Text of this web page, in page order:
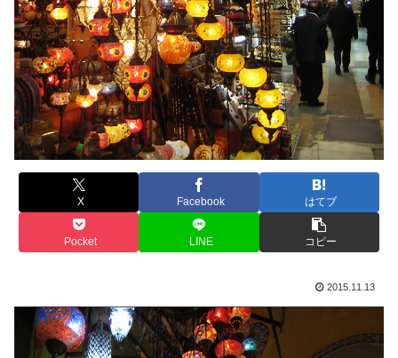
X Facebook はてブ
Pocket LINE コピー
2015.11.13